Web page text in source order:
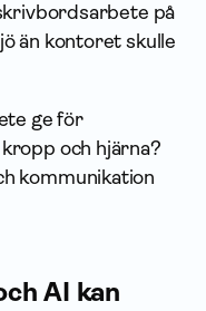
på
än kontoret skulle
ge för
och hjärna?
kommunikation
AI kan